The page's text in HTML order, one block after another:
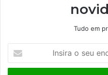
Tudo em
s